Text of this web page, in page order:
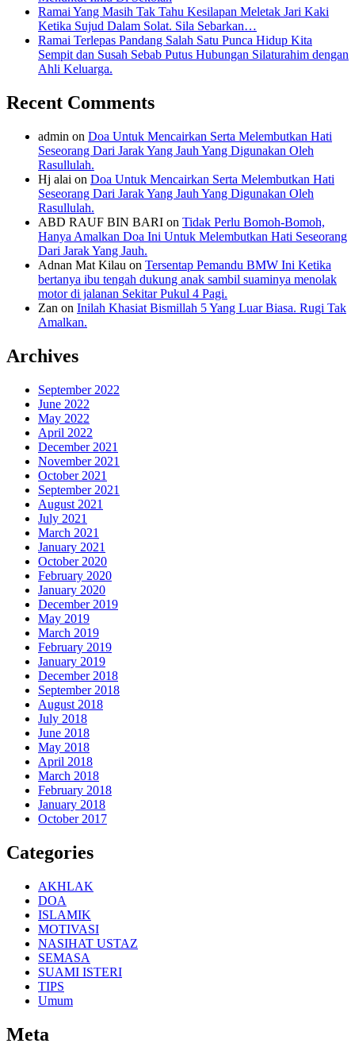
Ramai Yang Masih Tak Tahu Kesilapan Meletak Jari Kaki
Ketika Sujud Dalam Solat. Sila Sebarkan…
Ramai Terlepas Pandang Salah Satu Punca Hidup Kita
Sempit dan Susah Sebab Putus Hubungan Silaturahim dengan
Ahli Keluarga.
Recent Comments
admin on Doa Untuk Mencairkan Serta Melembutkan Hati
Seseorang Dari Jarak Yang Jauh Yang Digunakan Oleh
Rasullulah.
Hj alai on Doa Untuk Mencairkan Serta Melembutkan Hati
Seseorang Dari Jarak Yang Jauh Yang Digunakan Oleh
Rasullulah.
ABD RAUF BIN BARI on Tidak Perlu Bomoh-Bomoh,
Hanya Amalkan Doa Ini Untuk Melembutkan Hati Seseorang
Dari Jarak Yang Jauh.
Adnan Mat Kilau on Tersentap Pemandu BMW Ini Ketika
bertanya ibu tengah dukung anak sambil suaminya menolak
motor di jalanan Sekitar Pukul 4 Pagi.
Zan on Inilah Khasiat Bismillah 5 Yang Luar Biasa. Rugi Tak
Amalkan.
Archives
September 2022
June 2022
May 2022
April 2022
December 2021
November 2021
October 2021
September 2021
August 2021
July 2021
March 2021
January 2021
October 2020
February 2020
January 2020
December 2019
May 2019
March 2019
February 2019
January 2019
December 2018
September 2018
August 2018
July 2018
June 2018
May 2018
April 2018
March 2018
February 2018
January 2018
October 2017
Categories
AKHLAK
DOA
ISLAMIK
MOTIVASI
NASIHAT USTAZ
SEMASA
SUAMI ISTERI
TIPS
Umum
Meta